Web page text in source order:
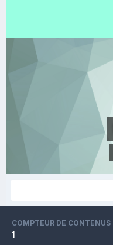
COMPTEUR DE CONTENUS
1